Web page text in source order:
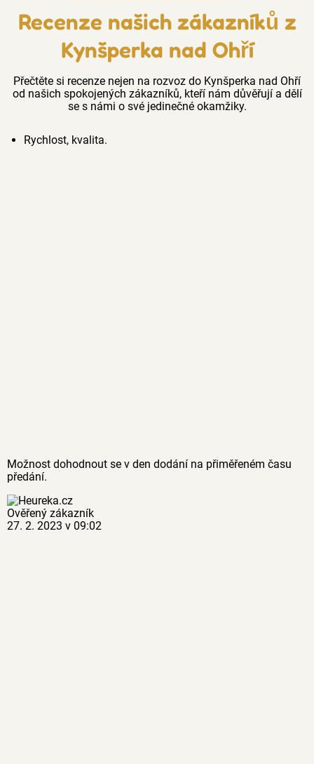
Recenze našich zákazníků z
Kynšperka nad Ohří
Přečtěte si recenze nejen na rozvoz do Kynšperka nad Ohří
od našich spokojených zákazníků, kteří nám důvěřují a dělí
se s námi o své jedinečné okamžiky.
Rychlost, kvalita.
Možnost dohodnout se v den dodání na přiměřeném času
předání.
Ověřený zákazník
27. 2. 2023 v 09:02